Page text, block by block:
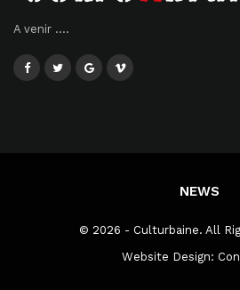
A venir ....
NEWS
© 2026 - Culturbaine. All
Website Design: